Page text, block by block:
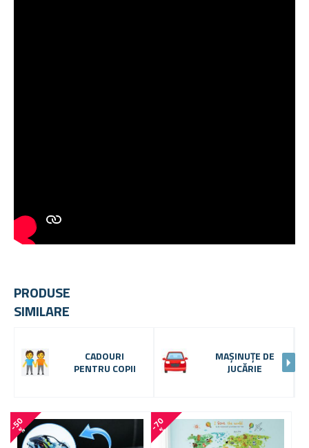
PRODUSE
SIMILARE
CADOURI
PENTRU COPII
MAȘINUȚE DE
JUCĂRIE
-
5
0
% -
7
0
%